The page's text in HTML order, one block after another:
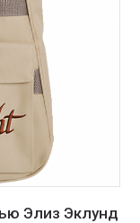
Элиз Эклунд